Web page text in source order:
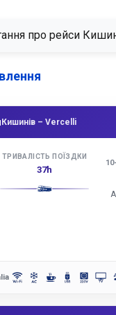
про рейси
Кишинів – Vercelli
ТРИВАЛІСТЬ ПОЇЗДКИ
37h